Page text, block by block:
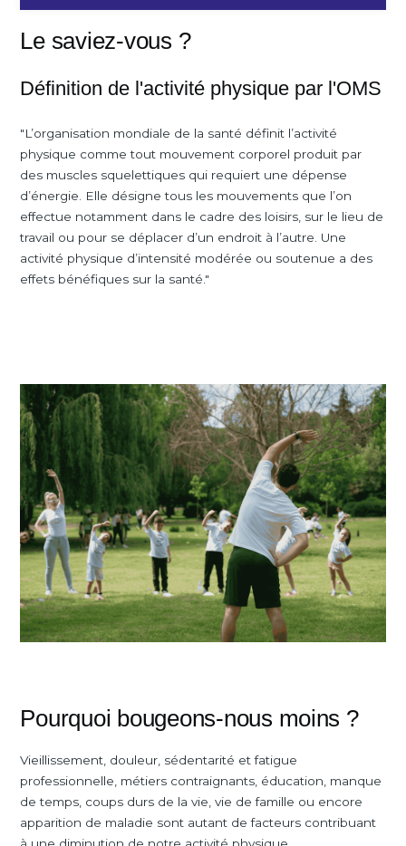
Le saviez-vous ?
Définition de l'activité physique par l'OMS
"L’organisation mondiale de la santé définit l’activité
physique comme tout mouvement corporel produit par
des muscles squelettiques qui requiert une dépense
d’énergie. Elle désigne tous les mouvements que l’on
effectue notamment dans le cadre des loisirs, sur le lieu de
travail ou pour se déplacer d’un endroit à l’autre. Une
activité physique d’intensité modérée ou soutenue a des
effets bénéfiques sur la santé."
Pourquoi bougeons-nous moins ?
Vieillissement, douleur, sédentarité et fatigue
professionnelle, métiers contraignants, éducation, manque
de temps, coups durs de la vie, vie de famille ou encore
apparition de maladie sont autant de facteurs contribuant